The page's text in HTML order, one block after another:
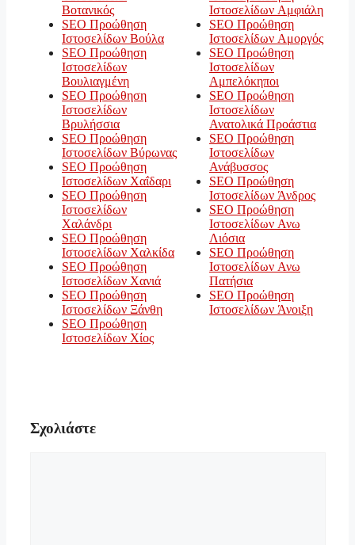
Βοτανικός
SEO Προώθηση
Ιστοσελίδων Βούλα
SEO Προώθηση
Ιστοσελίδων
Βουλιαγμένη
SEO Προώθηση
Ιστοσελίδων
Βρυλήσσια
SEO Προώθηση
Ιστοσελίδων Βύρωνας
SEO Προώθηση
Ιστοσελίδων Χαΐδαρι
SEO Προώθηση
Ιστοσελίδων
Χαλάνδρι
SEO Προώθηση
Ιστοσελίδων Χαλκίδα
SEO Προώθηση
Ιστοσελίδων Χανιά
SEO Προώθηση
Ιστοσελίδων Ξάνθη
SEO Προώθηση
Ιστοσελίδων Χίος
Ιστοσελίδων Αμφιάλη
SEO Προώθηση
Ιστοσελίδων Αμοργός
SEO Προώθηση
Ιστοσελίδων
Αμπελόκηποι
SEO Προώθηση
Ιστοσελίδων
Ανατολικά Προάστια
SEO Προώθηση
Ιστοσελίδων
Ανάβυσσος
SEO Προώθηση
Ιστοσελίδων Άνδρος
SEO Προώθηση
Ιστοσελίδων Ανω
Λιόσια
SEO Προώθηση
Ιστοσελίδων Ανω
Πατήσια
SEO Προώθηση
Ιστοσελίδων Άνοιξη
Σχολιάστε